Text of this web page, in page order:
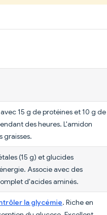
15 g de protéines et 10 g de
des heures. L'amidon
graisses.
(15 g) et glucides
Associe avec des
d'acides aminés.
la glycémie. Riche en